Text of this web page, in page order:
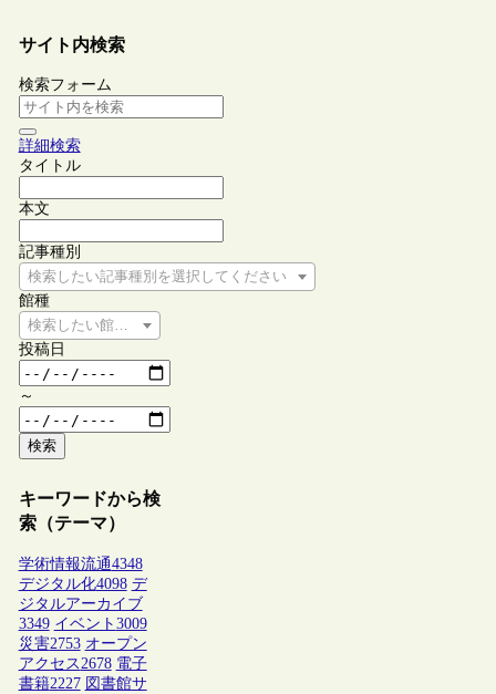
サイト内検索
検索フォーム
詳細検索
タイトル
本文
記事種別
検索したい記事種別を選択してください
館種
検索したい館種を選択してください
投稿日
～
検索
キーワードから検
索（テーマ）
学術情報流通4348
デジタル化4098 デ
ジタルアーカイブ
3349 イベント 3009
災害2753 オープン
アクセス 2678 電子
書籍2227 図書館サ